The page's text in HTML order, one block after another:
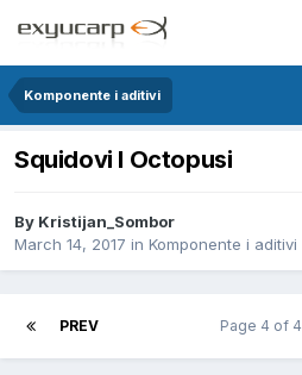
Komponente i aditivi
Squidovi I Octopusi
By Kristijan_Sombor
March 14, 2017 in Komponente i aditivi
PREV Page 4 of 4